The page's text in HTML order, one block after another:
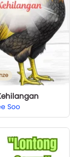
Soo